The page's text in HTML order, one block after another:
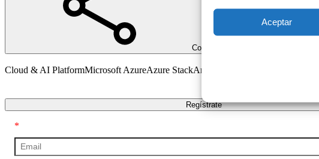
Aceptar
Compartir
Cloud & AI PlatformMicrosoft AzureAzure StackAnalytics
Regístrate
*